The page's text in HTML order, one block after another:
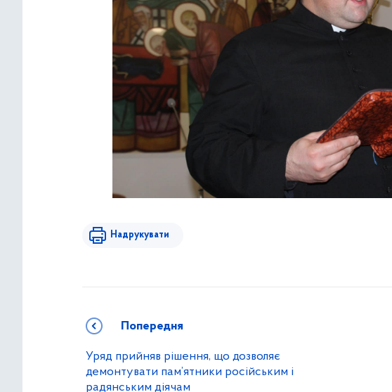
Надрукувати
Попередня
Уряд прийняв рішення, що дозволяє
демонтувати пам’ятники російським і
радянським діячам